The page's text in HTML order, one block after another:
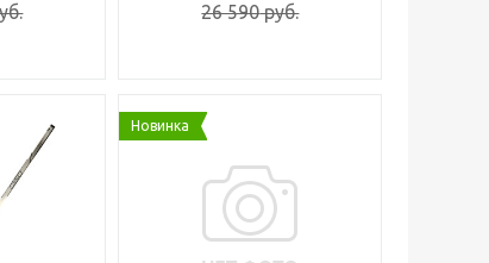
26 590руб.
Новинка